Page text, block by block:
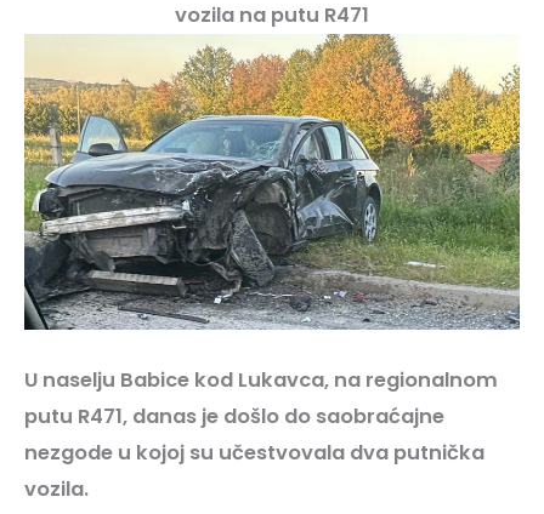
vozila na putu R471
U naselju Babice kod Lukavca, na regionalnom
putu R471, danas je došlo do saobraćajne
nezgode u kojoj su učestvovala dva putnička
vozila.